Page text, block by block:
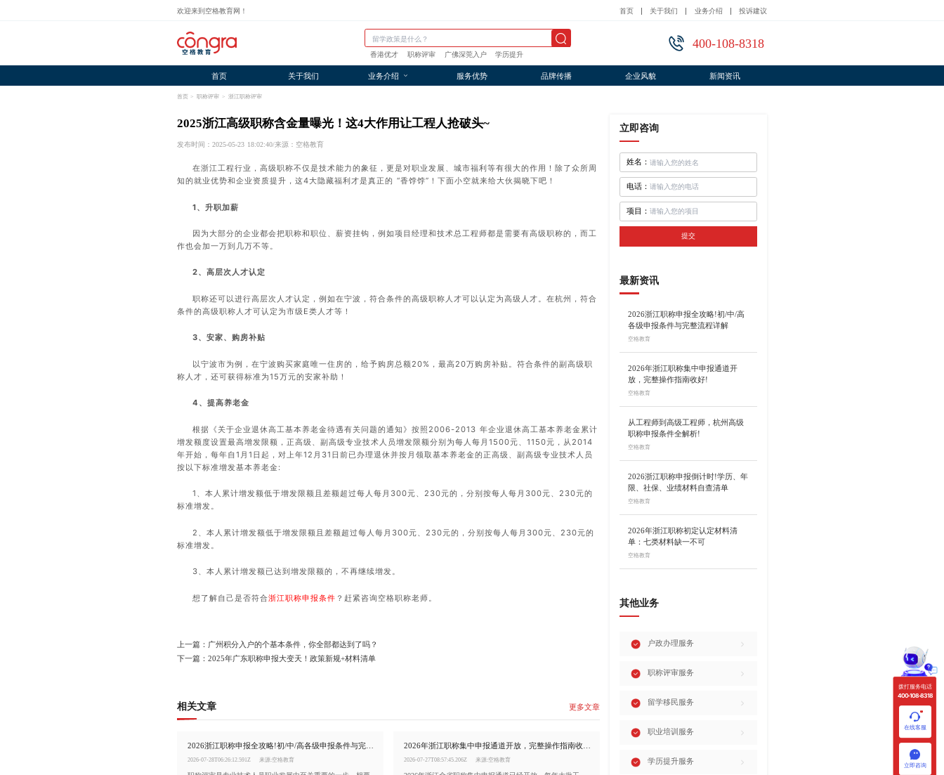
欢迎来到空格教育网！ 首页 关于我们 业务介绍 投诉建议
香港优才 职称评审 广佛深莞入户 学历提升
400-108-8318
首页 关于我们 业务介绍 服务优势 品牌传播 企业风貌 新闻资讯
拨打服务电话
400-108-8318
在线客服
立即咨询
首页 > 职称评审 > 浙江职称评审
2025浙江高级职称含金量曝光！这4大作用让工程人抢破头~
发布时间：2025-05-23 18:02:40/来源：空格教育
在浙江工程行业，高级职称不仅是技术能力的象征，更是对职业发展、城市福利等有很大的作用！除了众所周
知的就业优势和企业资质提升，这4大隐藏福利才是真正的 “香饽饽”！下面小空就来给大伙揭晓下吧！
1、升职加薪
因为大部分的企业都会把职称和职位、薪资挂钩，例如项目经理和技术总工程师都是需要有高级职称的，而工
作也会加一万到几万不等。
2、高层次人才认定
职称还可以进行高层次人才认定，例如在宁波，符合条件的高级职称人才可以认定为高级人才。在杭州，符合
条件的高级职称人才可认定为市级E类人才等！
3、安家、购房补贴
以宁波市为例，在宁波购买家庭唯一住房的，给予购房总额20%，最高20万购房补贴。符合条件的副高级职
称人才，还可获得标准为15万元的安家补助！
4、提高养老金
根据《关于企业退休高工基本养老金待遇有关问题的通知》按照2006-2013 年企业退休高工基本养老金累计
增发额度设置最高增发限额，正高级、副高级专业技术人员增发限额分别为每人每月1500元、1150元，从2014
年开始，每年自1月1日起，对上年12月31日前已办理退休并按月领取基本养老金的正高级、副高级专业技术人员
按以下标准增发基本养老金:
1、本人累计增发额低于增发限额且差额超过每人每月300元、230元的，分别按每人每月300元、230元的
标准增发。
2、本人累计增发额低于增发限额且差额超过每人每月300元、230元的，分别按每人每月300元、230元的
标准增发。
3、本人累计增发额已达到增发限额的，不再继续增发。
想了解自己是否符合浙江职称申报条件 ？赶紧咨询空格职称老师。
上一篇：广州积分入户的个基本条件，你全部都达到了吗？
下一篇：2025年广东职称申报大变天！政策新规+材料清单
相关文章 更多文章
2026浙江职称申报全攻略!初/中/高各级申报条件与完整流程详解
2026-07-28T06:26:12.591Z 来源:空格教育 2026-07-27T08:57:45.206Z 来源:空格教育
立即咨询
姓名：
电话：
项目：
提交
最新资讯
2026浙江职称申报全攻略!初/中/高
各级申报条件与完整流程详解
空格教育
2026年浙江职称集中申报通道开
放，完整操作指南收好!
空格教育
从工程师到高级工程师，杭州高级
职称申报条件全解析!
空格教育
2026浙江职称申报倒计时!学历、年
限、社保、业绩材料自查清单
空格教育
2026年浙江职称初定认定材料清
单：七类材料缺一不可
空格教育
其他业务
户政办理服务
职称评审服务
留学移民服务
职业培训服务
学历提升服务